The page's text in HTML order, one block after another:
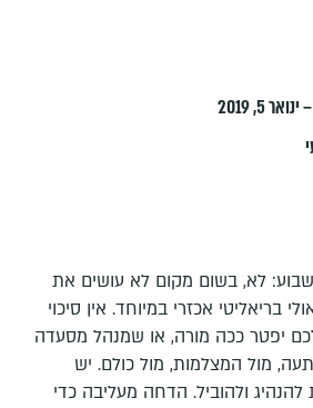
5, 2019
לא, בשום מקום לא עושים את
בריאליטי אכזרי במיוחד. אין סיכוי
יפטר ככה מורה, או שמנהל מסעדה
מול המצלמות, מול כולם. יש
ולהוביל. הדחה מעליבה כדי